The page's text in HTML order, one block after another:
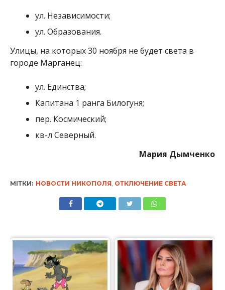
ул. Независимости;
ул. Образования.
Улицы, на которых 30 ноября не будет света в
городе Марганец:
ул. Единства;
Капитана 1 ранга Билогуня;
пер. Космический;
кв-л Северный.
Мария Дымченко
МІТКИ: НОВОСТИ НИКОПОЛЯ, ОТКЛЮЧЕНИЕ СВЕТА